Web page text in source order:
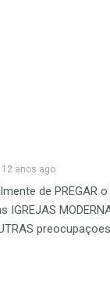
12 anos ago
de PREGAR